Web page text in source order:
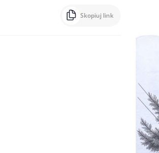
Skopiuj link